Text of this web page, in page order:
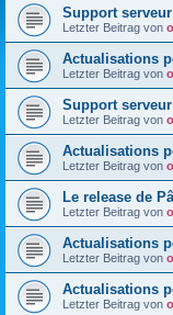
Support
Letzter Beitrag von
Actualisations
Letzter Beitrag von
Support
Letzter Beitrag von
Actualisations
Letzter Beitrag von
Le release de
Letzter Beitrag von
Actualisations
Letzter Beitrag von
Actualisations
Letzter Beitrag von